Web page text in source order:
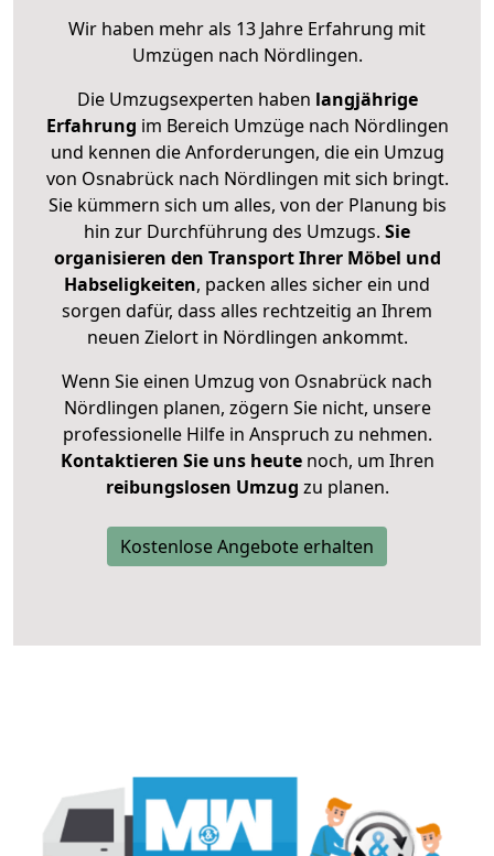
Wir haben mehr als 13 Jahre Erfahrung mit
Umzügen nach Nördlingen.
Die Umzugsexperten haben langjährige
Erfahrung im Bereich Umzüge nach Nördlingen
und kennen die Anforderungen, die ein Umzug
von Osnabrück nach Nördlingen mit sich bringt.
Sie kümmern sich um alles, von der Planung bis
hin zur Durchführung des Umzugs. Sie
organisieren den Transport Ihrer Möbel und
Habseligkeiten, packen alles sicher ein und
sorgen dafür, dass alles rechtzeitig an Ihrem
neuen Zielort in Nördlingen ankommt.
Wenn Sie einen Umzug von Osnabrück nach
Nördlingen planen, zögern Sie nicht, unsere
professionelle Hilfe in Anspruch zu nehmen.
Kontaktieren Sie uns heutenoch, um Ihren
reibungslosen Umzug zu planen.
Kostenlose Angebote erhalten